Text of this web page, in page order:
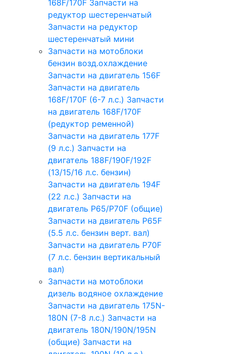
168F/170F Запчасти на
редуктор шестеренчатый
Запчасти на редуктор
шестеренчатый мини
Запчасти на мотоблоки
бензин возд.охлаждение
Запчасти на двигатель 156F
Запчасти на двигатель
168F/170F (6-7 л.с.) Запчасти
на двигатель 168F/170F
(редуктор ременной)
Запчасти на двигатель 177F
(9 л.с.) Запчасти на
двигатель 188F/190F/192F
(13/15/16 л.с. бензин)
Запчасти на двигатель 194F
(22 л.с.) Запчасти на
двигатель P65/P70F (общие)
Запчасти на двигатель P65F
(5.5 л.с. бензин верт. вал)
Запчасти на двигатель P70F
(7 л.с. бензин вертикальный
вал)
Запчасти на мотоблоки
дизель водяное охлаждение
Запчасти на двигатель 175N-
180N (7-8 л.с.) Запчасти на
двигатель 180N/190N/195N
(общие) Запчасти на